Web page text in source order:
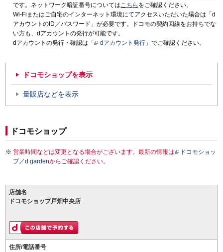
です。ネットワーク暗証番号についてはこちら をご確認ください。
Wi-Fiまたはご自宅のインターネット環境にてアクセスいただいた場合は「d
アカウントのID／パスワード」が必要です。ドコモの契約回線をお持ちでな
い方も、dアカウントの発行が可能です。
dアカウントの発行・確認は「
dアカウント発行 」でご確認ください。
ドコモショップを表示
量販店などを表示
ドコモショップ
営業時間などは変更となる場合がございます。最新の情報は
ドコモショッ
プ／d gardenからご確認ください。
店舗名
ドコモショップ戸畑中央店
住所/電話番号